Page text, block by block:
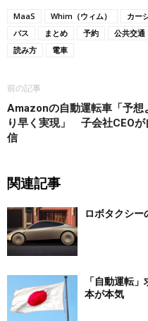
MaaS Whim（ウィム） カー
バス
まとめ 予約 公共交通
読み方
電車
前の記事
Amazonの自動運転車「予想
り早く実現」 子会社CEOが
信
関連記事
ロボタクシー
「自動運転
本が本気